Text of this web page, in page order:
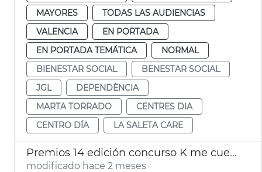
MAYORES
TODAS LAS AUDIENCIAS
VALENCIA
EN PORTADA
EN PORTADA TEMÁTICA
NORMAL
BIENESTAR SOCIAL
BENESTAR SOCIAL
JGL
DEPENDÈNCIA
MARTA TORRADO
CENTRES DIA
CENTRO DÍA
LA SALETA CARE
Premios 14 edición concurso K me cuentas València
modificado hace 2 meses